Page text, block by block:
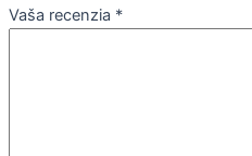
Vaša recenzia *